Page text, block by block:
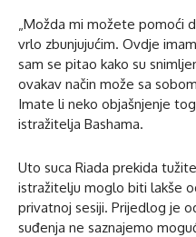
„Možda mi možete pomoći
vrlo zbunjujućim. Ovdje
sam se pitao kako su
ovakav način može sa
Imate li neko objašnjenje
istražitelja Bashama.
Uto suca Riada prekida
istražitelju moglo biti lakše
privatnoj sesiji. Prijedlog je
suđenja ne saznajemo